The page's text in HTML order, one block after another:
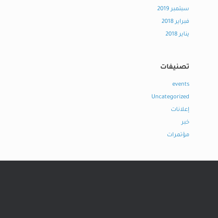
سبتمبر 2019
فبراير 2018
يناير 2018
تصنيفات
events
Uncategorized
إعلانات
خبر
مؤتمرات